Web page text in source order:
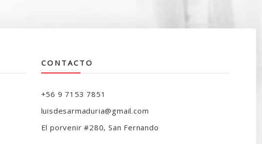
CONTACTO
+56 9 7153 7851
luisdesarmaduria@gmail.com
El porvenir #280, San Fernando